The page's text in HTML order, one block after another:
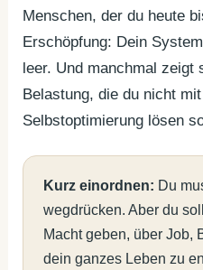
Menschen, der du heute
Erschöpfung: Dein
leer. Und manchmal zeigt
Belastung, die du nicht
Selbstoptimierung lösen
Kurz einordnen: Du
wegdrücken. Aber du
Macht geben, über Job,
dein ganzes Leben zu